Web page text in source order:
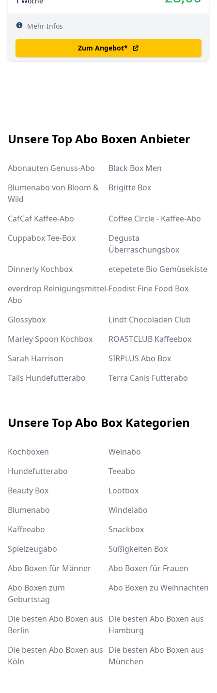
Mehr Infos
Zum Angebot*
Unsere Top Abo Boxen Anbieter
Abonauten Genuss-Abo
Black Box Men
Blumenabo von Bloom &
Wild
Brigitte Box
CafCaf Kaffee-Abo
Coffee Circle - Kaffee-Abo
Cuppabox Tee-Box
Degusta
Überraschungsbox
Dinnerly Kochbox
etepetete Bio Gemüsekiste
everdrop Reinigungsmittel-
Abo
Foodist Fine Food Box
Glossybox
Lindt Chocoladen Club
Marley Spoon Kochbox
ROASTCLUB Kaffeebox
Sarah Harrison
SIRPLUS Abo Box
Tails Hundefutterabo
Terra Canis Futterabo
Unsere Top Abo Box Kategorien
Kochboxen
Weinabo
Hundefutterabo
Teeabo
Beauty Box
Lootbox
Blumenabo
Windelabo
Kaffeeabo
Snackbox
Spielzeugabo
Süßigkeiten Box
Abo Boxen für Männer
Abo Boxen für Frauen
Abo Boxen zum
Geburtstag
Abo Boxen zu Weihnachten
Die besten Abo Boxen aus
Berlin
Die besten Abo Boxen aus
Hamburg
Die besten Abo Boxen aus
Köln
Die besten Abo Boxen aus
München